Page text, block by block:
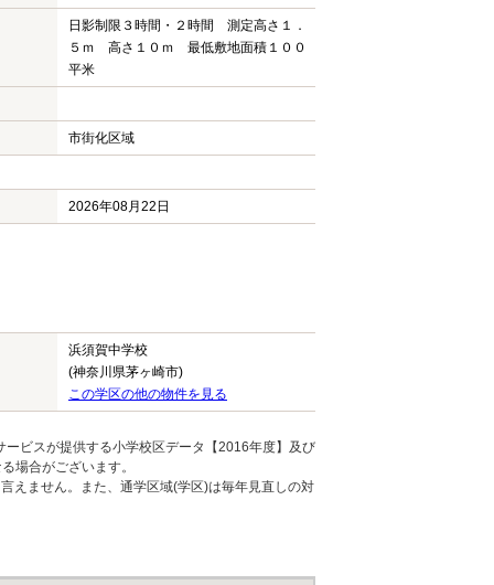
日影制限３時間・２時間 測定高さ１．
５ｍ 高さ１０ｍ 最低敷地面積１００
平米
市街化区域
2026年08月22日
浜須賀中学校
(神奈川県茅ヶ崎市)
この学区の他の物件を見る
ビスが提供する小学校区データ【2016年度】及び
場合がございます。
えません。また、通学区域(学区)は毎年見直しの対